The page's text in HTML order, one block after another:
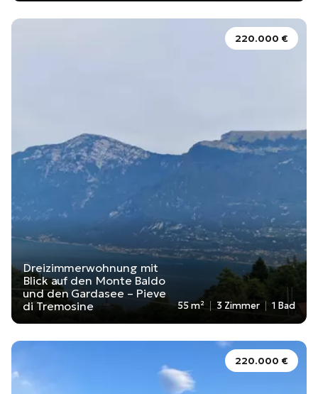
220.000 €
Dreizimmerwohnung mit
Blick auf den Monte Baldo
und den Gardasee – Pieve
di Tremosine
55 m² 3 Zimmer 1 Bad
220.000 €